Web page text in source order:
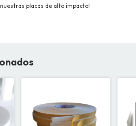
placas de alto impacto!